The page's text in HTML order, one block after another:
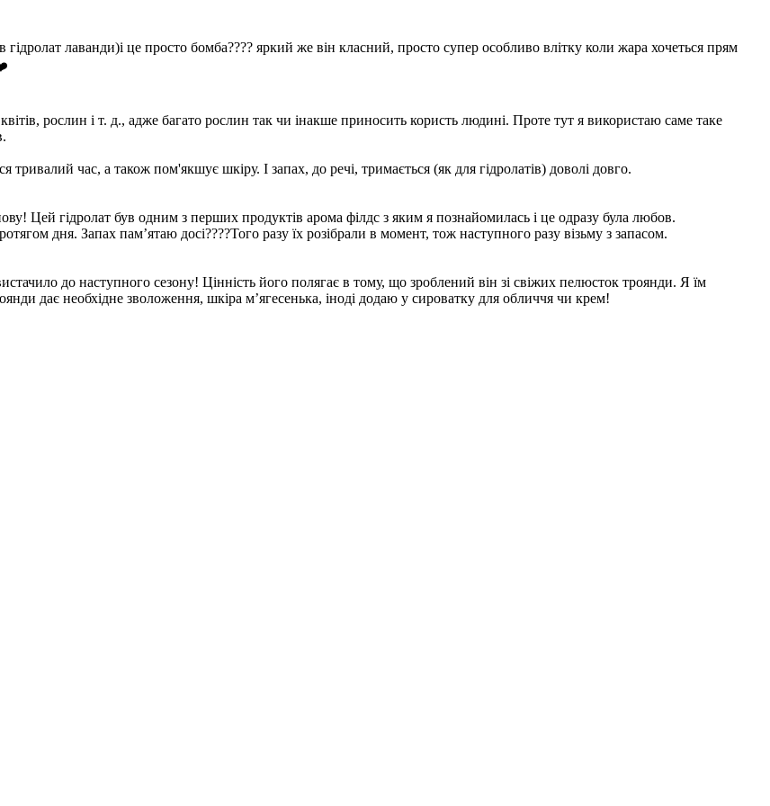
лаванди)і це просто бомба???? яркий же він класний, просто супер особливо влітку коли жара хочеться прям
рослин і т. д., адже багато рослин так чи інакше приносить користь людині. Проте тут я використаю саме таке
тривалий час, а також пом'якшує шкіру. І запах, до речі, тримається (як для гідролатів) доволі довго.
Цей гідролат був одним з перших продуктів арома філдс з яким я познайомилась і це одразу була любов.
дня. Запах пам’ятаю досі????Того разу їх розібрали в момент, тож наступного разу візьму з запасом.
до наступного сезону! Цінність його полягає в тому, що зроблений він зі свіжих пелюсток троянди. Я їм
дає необхідне зволоження, шкіра мʼягесенька, іноді додаю у сироватку для обличчя чи крем!